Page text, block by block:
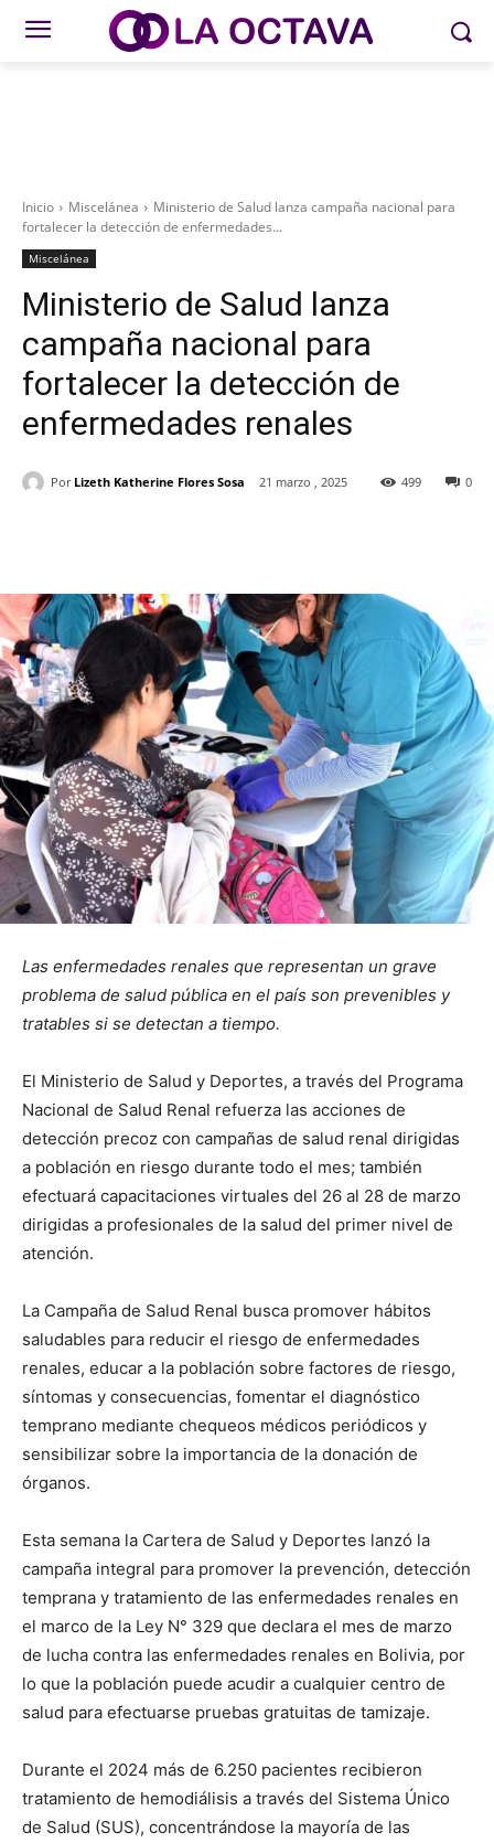
Inicio Miscelánea
Ministerio de Salud lanza campaña nacional para
fortalecer la detección de enfermedades...
Miscelánea
Ministerio de Salud lanza
campaña nacional para
fortalecer la detección de
enfermedades renales
Por Lizeth Katherine Flores Sosa 21 marzo , 2025 0
499
Las enfermedades renales que representan un grave
problema de salud pública en el país son prevenibles y
tratables si se detectan a tiempo.
El Ministerio de Salud y Deportes, a través del Programa
Nacional de Salud Renal refuerza las acciones de
detección precoz con campañas de salud renal dirigidas
a población en riesgo durante todo el mes; también
efectuará capacitaciones virtuales del 26 al 28 de marzo
dirigidas a profesionales de la salud del primer nivel de
atención.
La Campaña de Salud Renal busca promover hábitos
saludables para reducir el riesgo de enfermedades
renales, educar a la población sobre factores de riesgo,
síntomas y consecuencias, fomentar el diagnóstico
temprano mediante chequeos médicos periódicos y
sensibilizar sobre la importancia de la donación de
órganos.
Esta semana la Cartera de Salud y Deportes lanzó la
campaña integral para promover la prevención, detección
temprana y tratamiento de las enfermedades renales en
el marco de la Ley N° 329 que declara el mes de marzo
de lucha contra las enfermedades renales en Bolivia, por
lo que la población puede acudir a cualquier centro de
salud para efectuarse pruebas gratuitas de tamizaje.
Durante el 2024 más de 6.250 pacientes recibieron
tratamiento de hemodiálisis a través del Sistema Único
de Salud (SUS), concentrándose la mayoría de las